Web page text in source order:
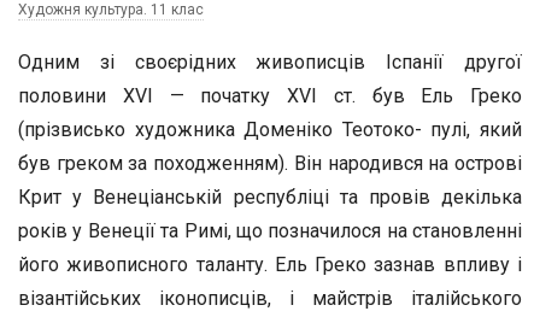
Художня культура. 11 клас
Одним зі своєрідних живописців Іспанії другої
половини XVI — початку XVI ст. був Ель Греко
(прізвисько художника Доменіко Теотоко- пулі, який
був греком за походженням). Він народився на острові
Крит у Венеціанській республіці та провів декілька
років у Венеції та Римі, що позначилося на становленні
його живописного таланту. Ель Греко зазнав впливу і
візантійських іконописців, і майстрів італійського